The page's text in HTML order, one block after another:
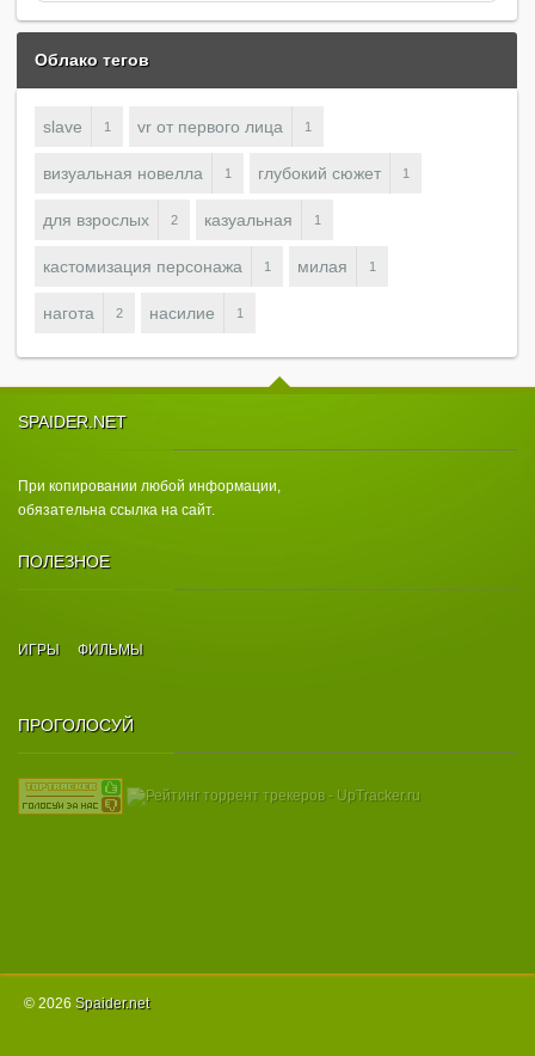
Облако тегов
slave 1 vr от первого лица 1
визуальная новелла 1 глубокий сюжет 1
для взрослых 2 казуальная 1
кастомизация персонажа 1 милая 1
нагота 2 насилие 1
SPAIDER.NET
При копировании любой информации,
обязательна ссылка на сайт.
ПОЛЕЗНОЕ
ИГРЫ ФИЛЬМЫ
ПРОГОЛОСУЙ
© 2026 Spаider.net